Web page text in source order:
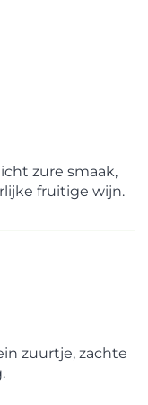
zure smaak,
fruitige wijn.
zuurtje, zachte